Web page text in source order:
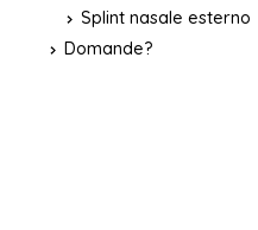
Splint nasale esterno
Domande?